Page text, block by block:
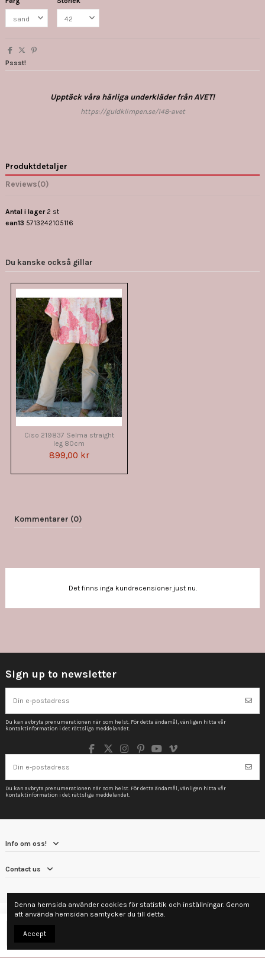
Pssst!
Upptäck våra härliga underkläder från AVET!
https://guldklimpen.se/148-avet
Produktdetaljer
Reviews(0)
Antal i lager 2 st
ean13 5713242105116
Du kanske också gillar
Ciso 219837 Selma straight
leg 80cm
899,00 kr
Kommentarer (0)
Det finns inga kundrecensioner just nu.
Sign up to newsletter
Du kan avbryta prenumerationen när som helst. För detta ändamål, vänligen hitta vår
kontaktinformation i det rättsliga meddelandet.
Du kan avbryta prenumerationen när som helst. För detta ändamål, vänligen hitta vår
kontaktinformation i det rättsliga meddelandet.
Info om oss!
Contact us
Denna hemsida använder cookies för statistik och inställningar. Genom
att använda hemsidan samtycker du till detta.
Accept